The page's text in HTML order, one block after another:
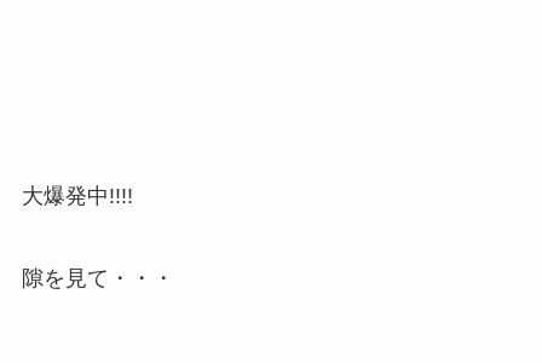
大爆発中!!!!
隙を見て・・・